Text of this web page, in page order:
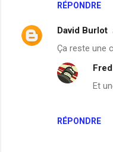
a
RÉPONDRE
David Burlot
Ça reste une
RÉPONDRE
Et